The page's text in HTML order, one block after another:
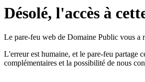
Désolé, l'accès à
Le pare-feu web de Domaine Public vous a
L'erreur est humaine, et le pare-feu partage
complémentaires et la possibilité de nous